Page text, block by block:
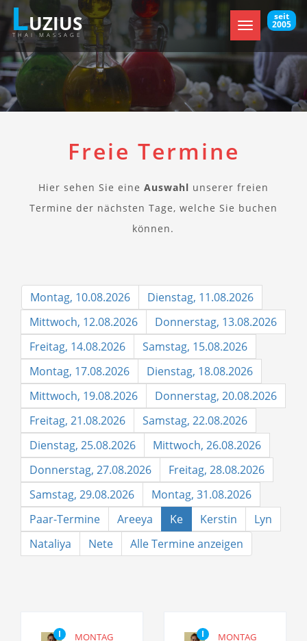
Toggle
navigation
LUZIUS
THAI MASSAGE
seit
2005
Freie Termine
Hier sehen Sie eine Auswahl unserer freien
Termine der nächsten Tage, welche Sie buchen
können.
Montag, 10.08.2026
Dienstag, 11.08.2026
Mittwoch, 12.08.2026
Donnerstag, 13.08.2026
Freitag, 14.08.2026
Samstag, 15.08.2026
Montag, 17.08.2026
Dienstag, 18.08.2026
Mittwoch, 19.08.2026
Donnerstag, 20.08.2026
Freitag, 21.08.2026
Samstag, 22.08.2026
Dienstag, 25.08.2026
Mittwoch, 26.08.2026
Donnerstag, 27.08.2026
Freitag, 28.08.2026
Samstag, 29.08.2026
Montag, 31.08.2026
Paar-Termine
Areeya Ke Kerstin
Lyn
Nataliya
Nete Alle Termine anzeigen
I MONTAG I MONTAG